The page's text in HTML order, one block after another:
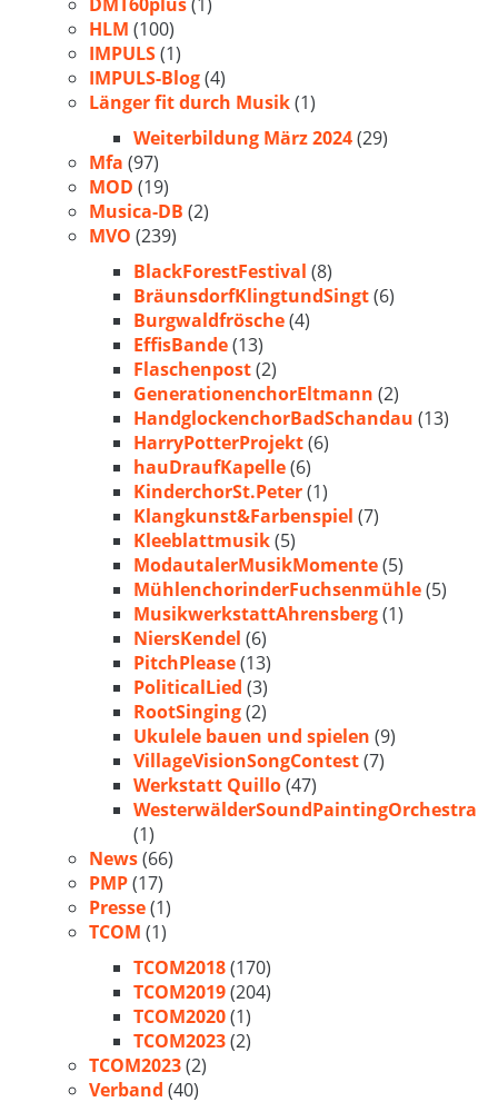
HLM (100)
IMPULS(1)
IMPULS-Blog(4)
Länger fit durch Musik(1)
Weiterbildung März 2024(29)
Mfa (97)
MOD (19)
Musica-DB (2)
MVO (239)
BlackForestFestival (8)
BräunsdorfKlingtundSingt(6)
Burgwaldfrösche(4)
EffisBande(13)
Flaschenpost(2)
GenerationenchorEltmann (2)
HandglockenchorBadSchandau (13)
HarryPotterProjekt(6)
hauDraufKapelle(6)
KinderchorSt.Peter(1)
Klangkunst&Farbenspiel (7)
Kleeblattmusik(5)
ModautalerMusikMomente(5)
MühlenchorinderFuchsenmühle(5)
MusikwerkstattAhrensberg(1)
NiersKendel (6)
PitchPlease(13)
PoliticalLied (3)
RootSinging(2)
Ukulele bauen und spielen (9)
VillageVisionSongContest(7)
Werkstatt Quillo(47)
WesterwälderSoundPaintingOrchestra
(1)
News(66)
PMP(17)
Presse(1)
TCOM (1)
TCOM2018(170)
TCOM2019(204)
TCOM2020(1)
TCOM2023(2)
TCOM2023(2)
Verband (40)